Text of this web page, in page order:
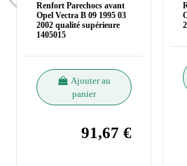
Renfort Parechocs avant
Opel Vectra B 09 1995 03
2002 qualité supérieure
1405015
Ajouter au
panier
91,67 €